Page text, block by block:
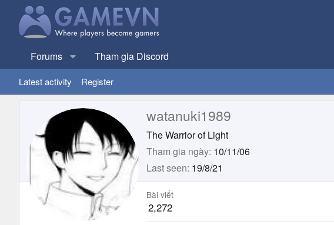
Forums Tham gia Discord
Latest activity Register
watanuki1989
The Warrior of Light
Tham gia ngày 10/11/06
Last seen 19/8/21
Bài viết
2,272